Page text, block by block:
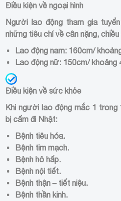
Điều kiện về ngoại hình
Người lao động tham gia
những tiêu chí về cân nặng,
Lao động nam: 160cm/
Lao động nữ: 150cm/ khoảng
Điều kiện về sức khỏe
Khi người lao động mắc 1 trong
bị cấm đi Nhật:
Bệnh tiêu hóa.
Bệnh tim mạch.
Bệnh hô hấp.
Bệnh nội tiết.
Bệnh thận – tiết niệu.
Bệnh thần kinh.